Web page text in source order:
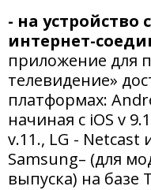
- на устройство
интернет-
приложение для
телевидение»
платформах:
начиная с iOS v
v.11., LG - Netcast
Samsung– (для
выпуска) на базе